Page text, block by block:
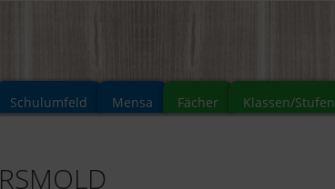
Schulumfeld Mensa Fächer Klassen/Stufen